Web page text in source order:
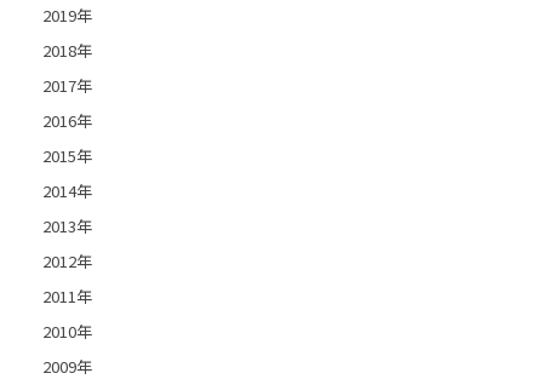
2019年
2018年
2017年
2016年
2015年
2014年
2013年
2012年
2011年
2010年
2009年